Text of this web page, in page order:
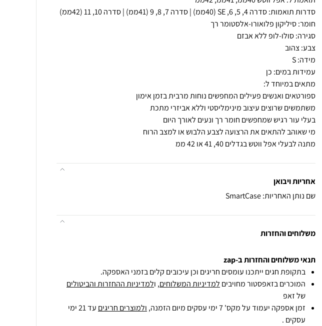
מתנה לבעלי אפל ווטש בגדלים 40, 41 או 42 ממ
אחריות ויבואן
שם נותן האחריות: SmartCase
משלוחים והחזרות
תנאי משלוחים והחזרות ב-zap
בתקופת חגים ייתכנו עומסים חריגים וכן עיכובים קלים בזמני האספקה.
המוכרים בזאפסטור מחויבים למדיניות המשלוחים, ולמדיניות ההחזרות והביטולים
של זאפ
זמן אספקה יעמוד על מקס' 7 ימי עסקים מיום הזמנה,
ולמוצרים חריגים
עד 21 ימי
עסקים .